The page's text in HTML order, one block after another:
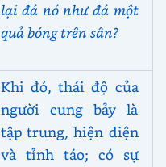
lại đá nó như đá một
quả bóng trên sân?
Khi đó, thái độ của
người cung bảy là
tập trung, hiện diện
và tỉnh táo; có sự